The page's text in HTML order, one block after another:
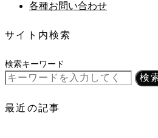
各種お問い合わせ
サイト内検索
検索キーワード
検
最近の記事